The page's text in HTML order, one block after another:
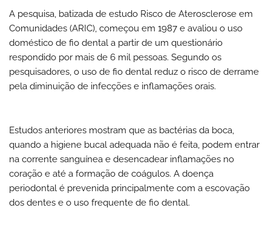
A pesquisa, batizada de estudo Risco de Aterosclerose em
Comunidades (ARIC), começou em 1987 e avaliou o uso
doméstico de fio dental a partir de um questionário
respondido por mais de 6 mil pessoas. Segundo os
pesquisadores, o uso de fio dental reduz o risco de derrame
pela diminuição de infecções e inflamações orais.
Estudos anteriores mostram que as bactérias da boca,
quando a higiene bucal adequada não é feita, podem entrar
na corrente sanguínea e desencadear inflamações no
coração e até a formação de coágulos. A doença
periodontal é prevenida principalmente com a escovação
dos dentes e o uso frequente de fio dental.